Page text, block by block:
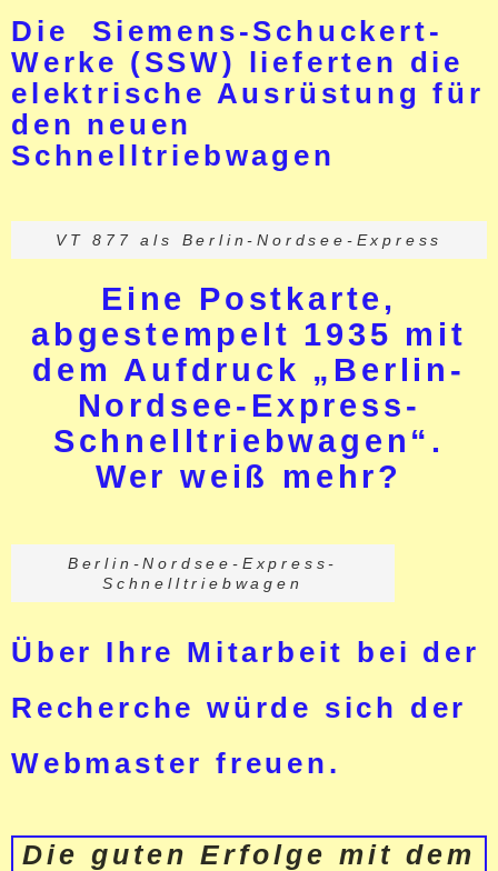
Die Siemens-Schuckert-
Werke (SSW) lieferten die
elektrische Ausrüstung für
den neuen
Schnelltriebwagen
VT 877 als Berlin-Nordsee-Express
Eine Postkarte,
abgestempelt 1935 mit
dem Aufdruck „Berlin-
Nordsee-Express-
Schnelltriebwagen“.
Wer weiß mehr?
Berlin-Nordsee-Express-
Schnelltriebwagen
Über Ihre Mitarbeit bei der
Recherche würde sich der
Webmaster freuen.
Die guten Erfolge mit dem